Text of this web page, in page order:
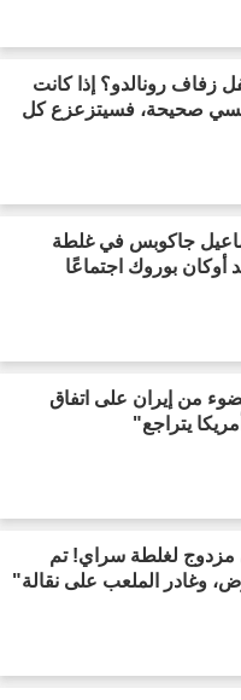
رونالدو؟ إذا كانت
صحيحة، فسيتزعزع كل
جاكوبس في غلطة
بوروك اجتماعًا
من إيران على اتفاق
يتراجع"
لغلطة سراي! تم
الملعب على نقالة"